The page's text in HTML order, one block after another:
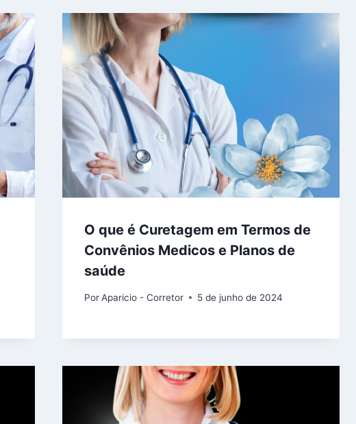
O que é Curetagem em Termos de
Convênios Medicos e Planos de
saúde
Por Aparicio - Corretor 5 de junho de 2024